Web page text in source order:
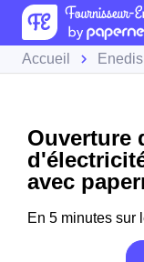
Accueil Enedis